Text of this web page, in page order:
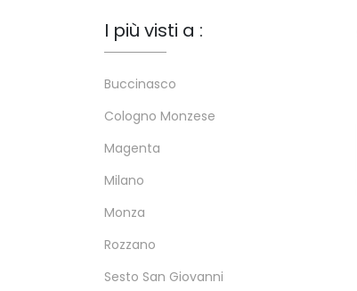
I più visti a :
Buccinasco
Cologno Monzese
Magenta
Milano
Monza
Rozzano
Sesto San Giovanni